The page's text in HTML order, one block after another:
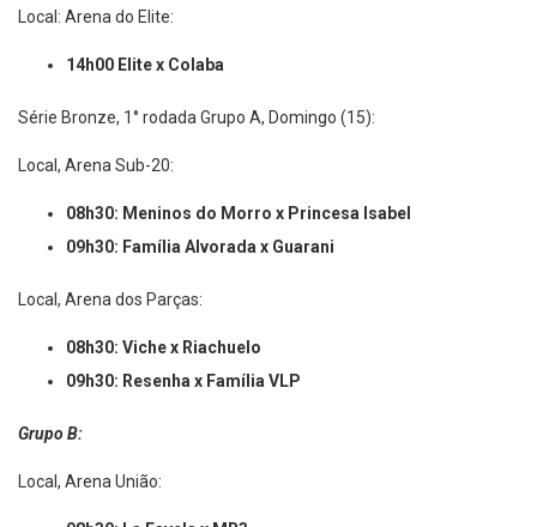
Local: Arena do Elite:
14h00 Elite x Colaba
Série Bronze, 1° rodada Grupo A, Domingo (15):
Local, Arena Sub-20:
08h30: Meninos do Morro x Princesa Isabel
09h30: Família Alvorada x Guarani
Local, Arena dos Parças:
08h30: Viche x Riachuelo
09h30: Resenha x Família VLP
Grupo B:
Local, Arena União: